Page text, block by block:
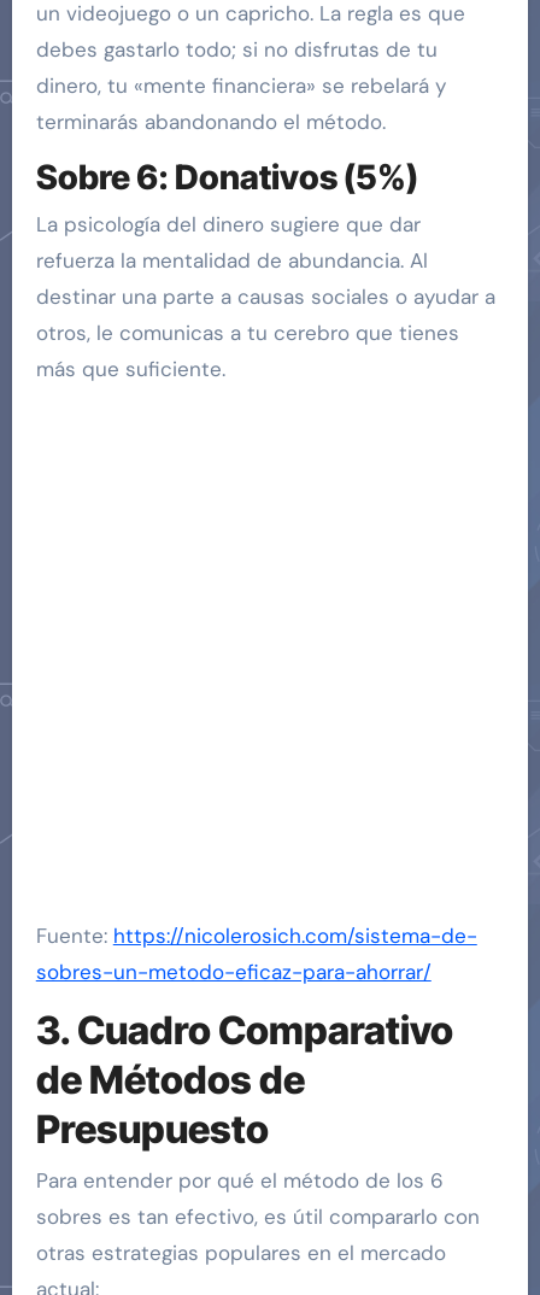
un videojuego o un capricho. La regla es que
debes gastarlo todo; si no disfrutas de tu
dinero, tu «mente financiera» se rebelará y
terminarás abandonando el método.
Sobre 6: Donativos (5%)
La psicología del dinero sugiere que dar
refuerza la mentalidad de abundancia. Al
destinar una parte a causas sociales o ayudar a
otros, le comunicas a tu cerebro que tienes
más que suficiente.
Fuente: https://nicolerosich.com/sistema-de-
sobres-un-metodo-eficaz-para-ahorrar/
3. Cuadro Comparativo
de Métodos de
Presupuesto
Para entender por qué el método de los 6
sobres es tan efectivo, es útil compararlo con
otras estrategias populares en el mercado
actual: